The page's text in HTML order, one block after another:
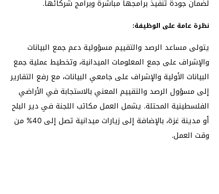
لضمان جودة تنفيذ برامجها مباشرة وبرامج شركائها.
نظرة عامة على الوظيفة:
يتولى مساعد الرصد والتقييم مسؤولية دعم جمع البيانات
والإشراف على جمع المعلومات الميدانية، وتخطيط عملية جمع
البيانات الأولية والإشراف على جامعي البيانات، مع رفع التقارير
إلى مسؤول الرصد والتقييم المعني بالاستجابة في الأراضي
الفلسطينية المحتلة. يشمل العمل مكاتب اللجنة في دير البلح
أو مدينة غزة، بالإضافة إلى زيارات ميدانية تصل إلى 40% من
وقت العمل.